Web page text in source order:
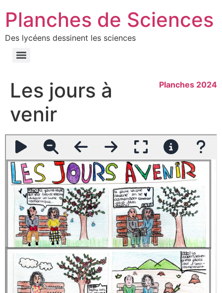
Planches de Sciences
Des lycéens dessinent les sciences
Planches 2024
Les jours à
venir